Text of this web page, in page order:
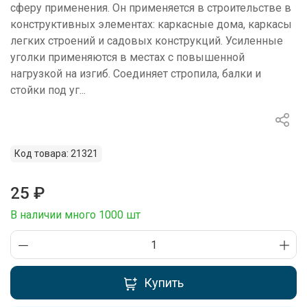
сферу применения. Он применяется в строительстве в
конструктивных элементах: каркасные дома, каркасы
легких строений и садовых конструкций. Усиленные
уголки применяются в местах с повышенной
нагрузкой на изгиб. Соединяет стропила, балки и
стойки под уг...
Код товара: 21321
25 ₽
В наличии много 1000 шт
Купить